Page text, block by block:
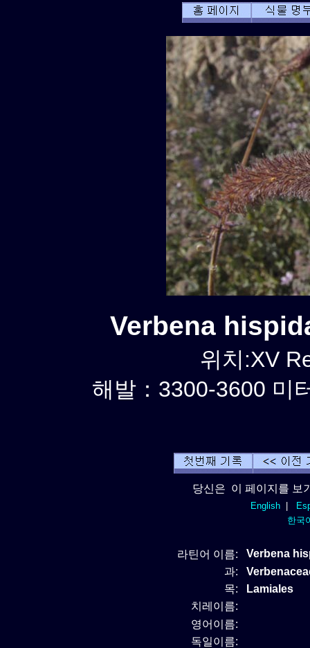
Verbena
위치:XV
해발：3300-3600 미
당신은 이 페이지를 보
English|
한국
라틴어 이름:
Verbena
과:
목:
Lamiales
치레이름:
영어이름:
독일이름: